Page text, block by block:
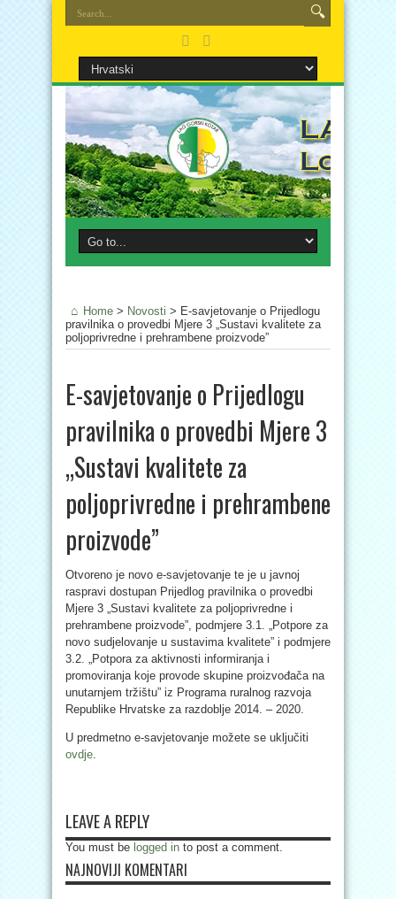
Home > Novosti > E-savjetovanje o Prijedlogu
pravilnika o provedbi Mjere 3 „Sustavi kvalitete za
poljoprivredne i prehrambene proizvode”
E-savjetovanje o Prijedlogu
pravilnika o provedbi Mjere 3
„Sustavi kvalitete za
poljoprivredne i prehrambene
proizvode”
Otvoreno je novo e-savjetovanje te je u javnoj
raspravi dostupan Prijedlog pravilnika o provedbi
Mjere 3 „Sustavi kvalitete za poljoprivredne i
prehrambene proizvode”, podmjere 3.1. „Potpore za
novo sudjelovanje u sustavima kvalitete” i podmjere
3.2. „Potpora za aktivnosti informiranja i
promoviranja koje provode skupine proizvođača na
unutarnjem tržištu” iz Programa ruralnog razvoja
Republike Hrvatske za razdoblje 2014. – 2020.
U predmetno e-savjetovanje možete se uključiti
ovdje.
LEAVE A REPLY
You must be logged in to post a comment.
NAJNOVIJI KOMENTARI